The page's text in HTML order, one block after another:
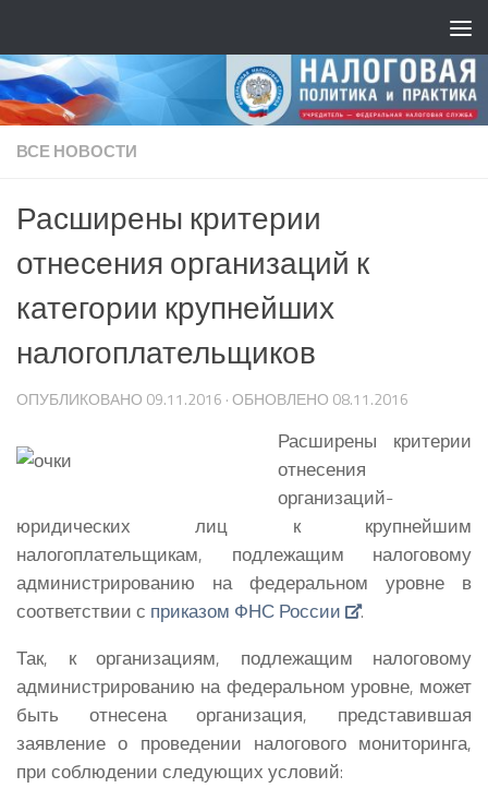
ВСЕ НОВОСТИ
Расширены критерии
отнесения организаций к
категории крупнейших
налогоплательщиков
ОПУБЛИКОВАНО 09.11.2016 · ОБНОВЛЕНО 08.11.2016
Расширены критерии
отнесения
организаций-
юридических лиц к крупнейшим
налогоплательщикам, подлежащим налоговому
администрированию на федеральном уровне в
соответствии с приказом ФНС России
.
Так, к организациям, подлежащим налоговому
администрированию на федеральном уровне, может
быть отнесена организация, представившая
заявление о проведении налогового мониторинга,
при соблюдении следующих условий: